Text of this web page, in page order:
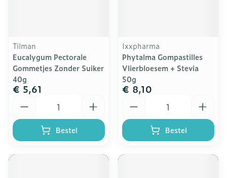
Tilman
Eucalygum Pectorale
Gommetjes Zonder Suiker
40g
€ 5,61
Bestel
Ixxpharma
Phytalma Gompastilles
Vlierbloesem + Stevia
50g
€ 8,10
Bestel